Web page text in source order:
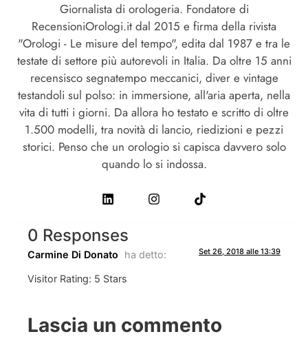
Giornalista di orologeria. Fondatore di
RecensioniOrologi.it dal 2015 e firma della rivista
"Orologi - Le misure del tempo", edita dal 1987 e tra le
testate di settore più autorevoli in Italia. Da oltre 15 anni
recensisco segnatempo meccanici, diver e vintage
testandoli sul polso: in immersione, all'aria aperta, nella
vita di tutti i giorni. Da allora ho testato e scritto di oltre
1.500 modelli, tra novità di lancio, riedizioni e pezzi
storici. Penso che un orologio si capisca davvero solo
quando lo si indossa.
0 Responses
Carmine Di Donato ha detto: Set 26, 2018 alle 13:39
Visitor Rating: 5 Stars
Lascia un commento